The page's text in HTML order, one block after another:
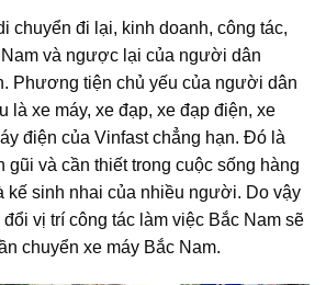
chuyển đi lại, kinh doanh, công tác,
và ngược lại của người dân
Phương tiện chủ yếu của người dân
là xe máy, xe đạp, xe đạp điện, xe
điện của Vinfast chẳng hạn. Đó là
gũi và cần thiết trong cuộc sống hàng
kế sinh nhai của nhiều người. Do vậy
vị trí công tác làm việc Bắc Nam sẽ
chuyển xe máy Bắc Nam.